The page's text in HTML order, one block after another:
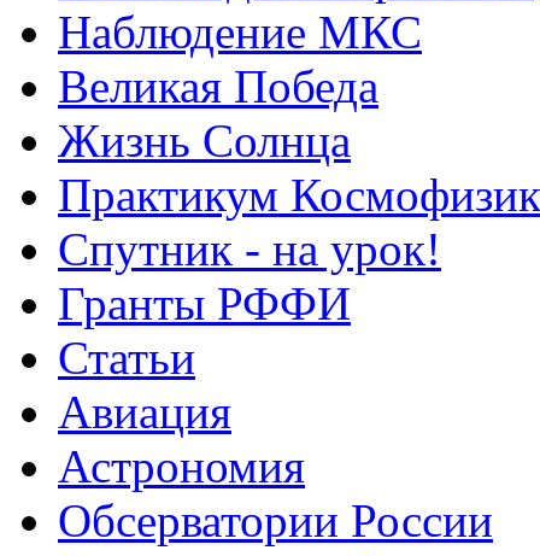
Наблюдение МКС
Великая Победа
Жизнь Солнца
Практикум
Спутник - на урок!
Гранты РФФИ
Статьи
Авиация
Астрономия
Обсерватории России